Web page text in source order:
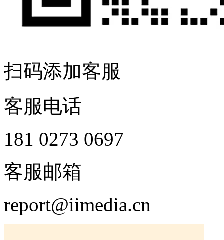
扫码添加客服
客服电话
181 0273 0697
客服邮箱
report@iimedia.cn